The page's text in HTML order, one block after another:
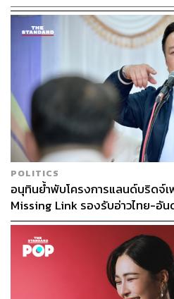
POLITICS
อนุทินย้ำพับโครงการแลนด์บริดจ์
Missing Link รองรับอ่าวไทย-อัน